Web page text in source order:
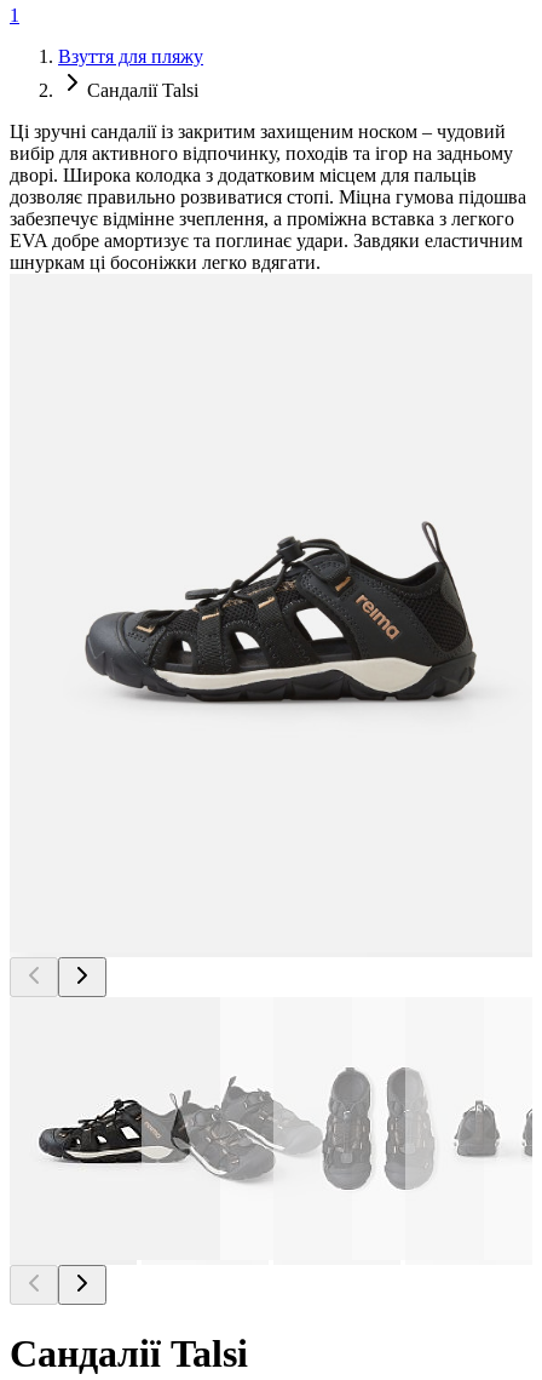
1
Взуття для пляжу
Сандалії Talsi
Ці зручні сандалії із закритим захищеним носком – чудовий
вибір для активного відпочинку, походів та ігор на задньому
дворі. Широка колодка з додатковим місцем для пальців
дозволяє правильно розвиватися стопі. Міцна гумова підошва
забезпечує відмінне зчеплення, а проміжна вставка з легкого
EVA добре амортизує та поглинає удари. Завдяки еластичним
шнуркам ці босоніжки легко вдягати.
Сандалії Talsi